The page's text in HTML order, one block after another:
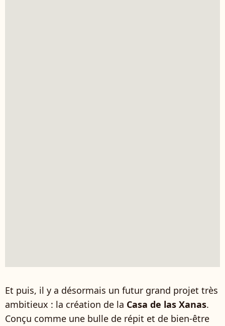
Et puis, il y a désormais un futur grand projet très
ambitieux : la création de la Casa de las Xanas.
Conçu comme une bulle de répit et de bien-être